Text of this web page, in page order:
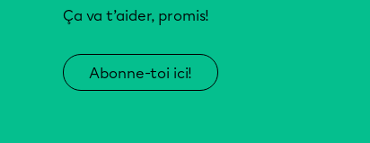
Ça va t’aider, promis!
Abonne-toi ici!